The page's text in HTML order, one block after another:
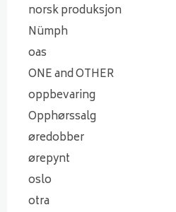
norsk produksjon
Nümph
oas
ONE and OTHER
oppbevaring
Opphørssalg
øredobber
ørepynt
oslo
otra